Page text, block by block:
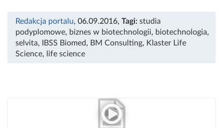
Redakcja portalu, 06.09.2016, Tagi: studia
podyplomowe, biznes w biotechnologii, biotechnologia,
selvita, IBSS Biomed, BM Consulting, Klaster Life
Science, life science